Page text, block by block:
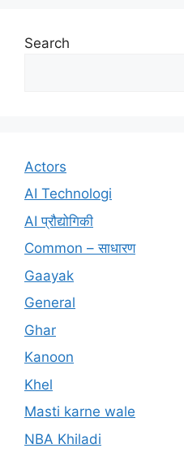
Search
Actors
AI Technologi
AI प्रौद्योगिकी
Common – साधारण
Gaayak
General
Ghar
Kanoon
Khel
Masti karne wale
NBA Khiladi